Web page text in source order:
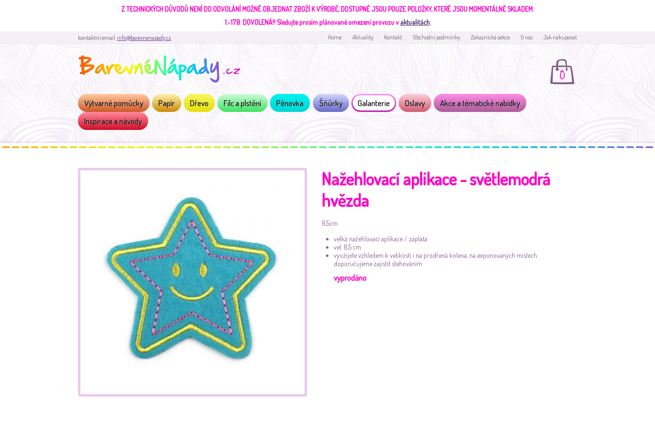
Z TECHNICKÝCH DŮVODŮ NENÍ DO ODVOLÁNÍ MOŽNÉ OBJEDNAT ZBOŽÍ K VÝROBĚ, DOSTUPNÉ JSOU POUZE POLOŽKY, KTERÉ JSOU MOMENTÁLNĚ SKLADEM.
1.-17.8. DOVOLENÁ!!Sledujte prosím plánované omezení provozu vaktualitách.
kontaktní email:info@barevnenapady.cz Home Aktuality Kontakt Obchodní podmínky Zakaznická sekce O nás Jak nakupovat
0
Výtvarné pomůcky Papír Dřevo Filc a plstění Pěnovka Šňůrky Galanterie Oslavy
Akce a tématické nabídky
Inspirace a návody
Nažehlovací aplikace - světlemodrá
hvězda
8,5cm
velká nažehlovací aplikace/ záplata
vel. 8,5 cm
využijete vzhledem k velikosti i na prodřená kolena, na exponovaných místech
doporučujeme zajistit stehováním
vyprodáno